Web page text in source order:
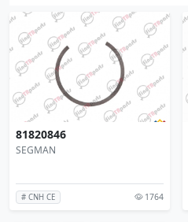
81820846
SEGMAN
# CNH CE 1764